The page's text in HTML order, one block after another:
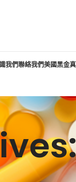
我們聯絡我們美國黑金